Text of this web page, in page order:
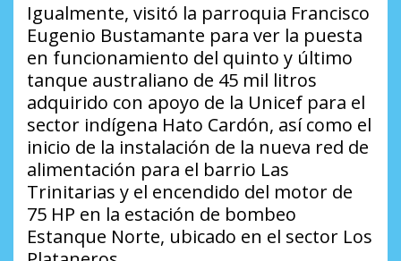
Igualmente, visitó la parroquia Francisco
Eugenio Bustamante para ver la puesta
en funcionamiento del quinto y último
tanque australiano de 45 mil litros
adquirido con apoyo de la Unicef para el
sector indígena Hato Cardón, así como el
inicio de la instalación de la nueva red de
alimentación para el barrio Las
Trinitarias y el encendido del motor de
75 HP en la estación de bombeo
Estanque Norte, ubicado en el sector Los